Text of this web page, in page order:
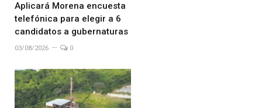
Aplicará Morena encuesta
telefónica para elegir a 6
candidatos a gubernaturas
03/08/2026 0